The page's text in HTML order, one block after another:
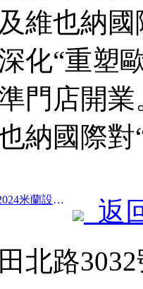
維也納
化“重塑
門店開
納國際
前一篇：中國十家酒店榮膺2024米蘭設計周·中國周最佳設計酒店大獎！
返
北路